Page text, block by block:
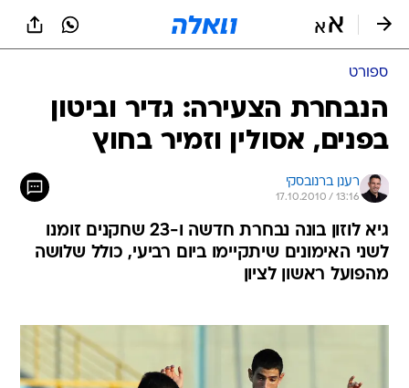
ספורט
הנבחרת הצעירה: גדיר וביטון
בפנים, אסולין וזמיר בחוץ
רענן ברנובסקי
17.10.2010 / 13:16
גיא לוזון בונה נבחרת חדשה ו-23 שחקנים זומנו
לשני האימונים שיתקיימו ביום רביעי, כולל שלושה
מהפועל ראשון לציון